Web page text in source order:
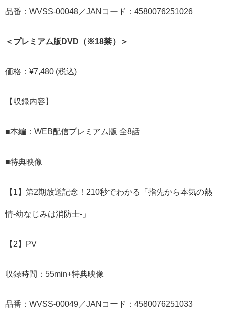
品番：WVSS-00048／JANコード：4580076251026
＜プレミアム版DVD​（※18禁）＞
価格：¥7,480 (税込)
【収録内容】
■本編：WEB配信プレミアム版 全8話
■特典映像
【1】第2期放送記念！210秒でわかる「指先から本気の熱
情-幼なじみは消防士-」
【2】PV
収録時間：55min+特典映像
品番：WVSS-00049／JANコード：4580076251033